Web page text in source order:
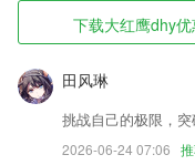
大红鹰dhy优惠大厅
1,全面的学习资料
2,让孩子在娱乐中学到知
情。
3,能够直接查看手机本地
下载大红鹰dhy
田风琳
挑战自己的极限，
2026-06-24 07:06